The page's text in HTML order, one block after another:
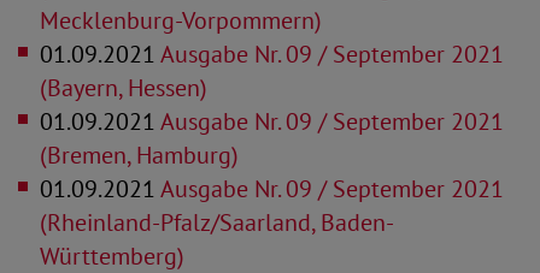
Mecklenburg-Vorpommern)
01.09.2021Ausgabe Nr. 09 / September 2021
(Bayern, Hessen)
01.09.2021Ausgabe Nr. 09 / September 2021
(Bremen, Hamburg)
01.09.2021Ausgabe Nr. 09 / September 2021
(Rheinland-Pfalz/Saarland, Baden-
Württemberg)